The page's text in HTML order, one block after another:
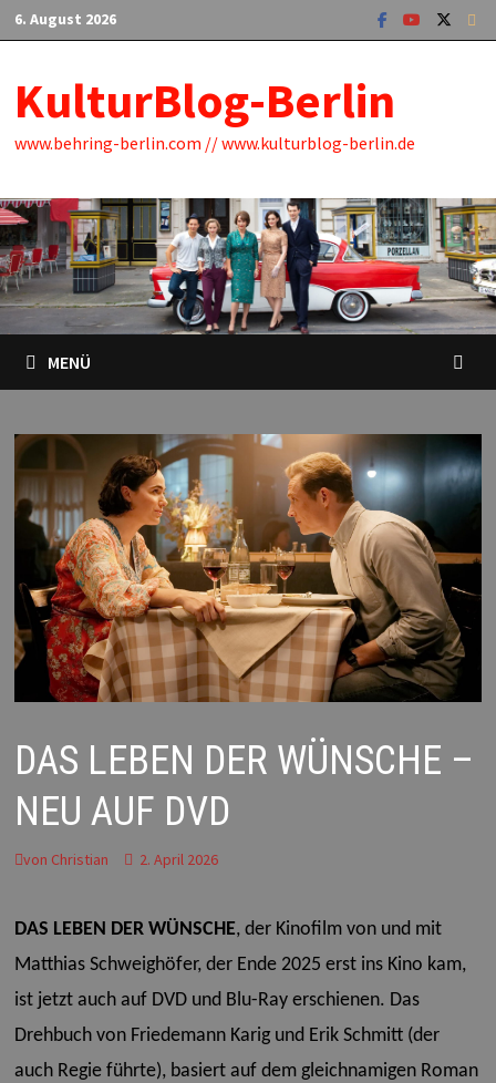
Zum
Inhalt
6. August 2026
KulturBlog-Berlin
www.behring-berlin.com // www.kulturblog-berlin.de
MENÜ
DAS LEBEN DER WÜNSCHE –
NEU AUF DVD
von Christian 2. April 2026
DAS LEBEN DER WÜNSCHE, der Kinofilm von und mit
Matthias Schweighöfer, der Ende 2025 erst ins Kino kam,
ist jetzt auch auf DVD und Blu-Ray erschienen. Das
Drehbuch von Friedemann Karig und Erik Schmitt (der
auch Regie führte), basiert auf dem gleichnamigen Roman